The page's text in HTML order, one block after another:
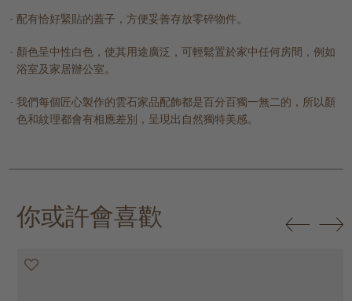
配有恰好緊貼的蓋子，方便妥善存放零碎物件。
顏色呈中性白色，使其用途廣泛，可輕鬆置於家中任何房間，例如
浴室及家居辦公室。
我們每個匠心製作的雲石家品配飾都是百分百獨一無二的，所以顏
色和紋理都會有相應差別，呈現出自然獨特美感。
你或許會喜歡